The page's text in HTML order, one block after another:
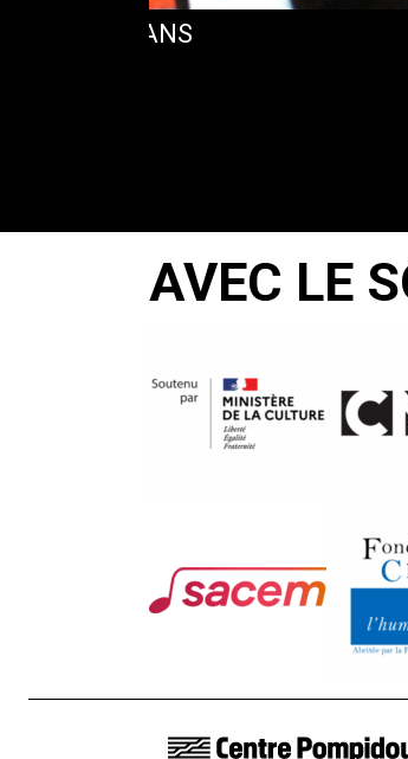
VIE DE 19 ANS
AVEC LE
LIENS DE BAS DE